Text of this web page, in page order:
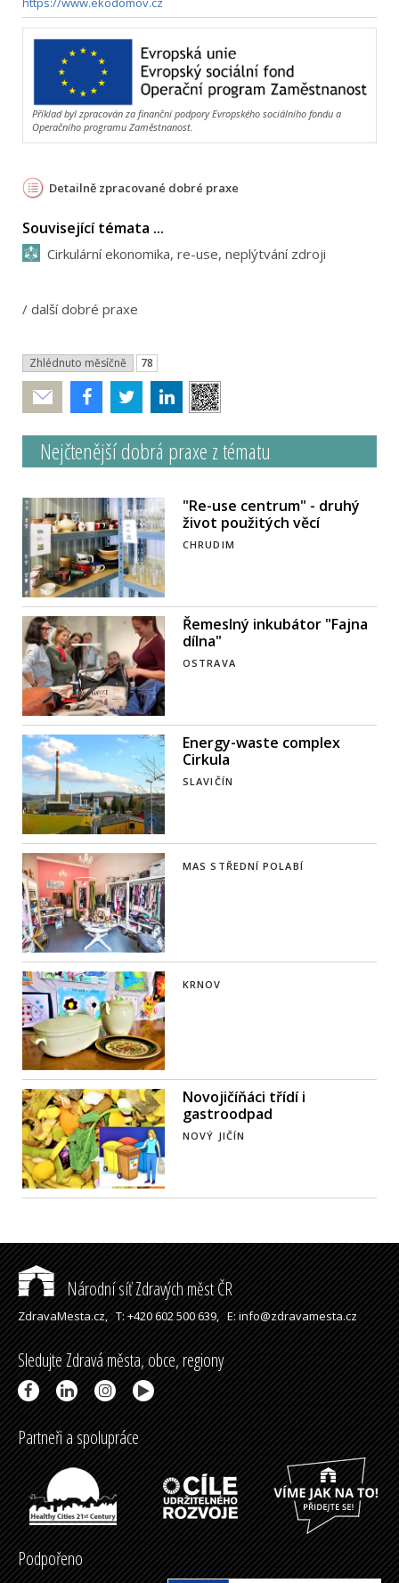
Příklad byl zpracován za finanční podpory Evropského sociálního fondu a
Operačního programu Zaměstnanost.
Detailně zpracované dobré praxe
Související témata ...
Cirkulární ekonomika, re-use, neplýtvání zdroji
/ další dobré praxe
Zhlédnuto měsíčně 78
Poslat
Nejčtenější dobrá praxe z tématu
"Re-use centrum" - druhý
život použitých věcí
CHRUDIM
Řemeslný inkubátor "Fajna
dílna"
OSTRAVA
Energy-waste complex
Cirkula
SLAVIČÍN
MAS STŘEDNÍ POLABÍ
KRNOV
Novojičíňáci třídí i
gastroodpad
NOVÝ JIČÍN
Národní síť Zdravých měst ČR
ZdravaMesta.cz,T: +420 602 500 639,E: info@zdravamesta.cz
Sledujte Zdravá města, obce, regiony
Partneři a spolupráce
Podpořeno